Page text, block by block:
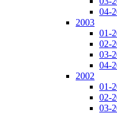
04-
2003
01-
02-
03-
04-
2002
01-
02-
03-